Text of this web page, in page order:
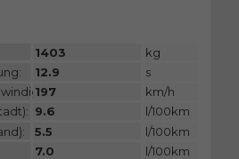
1403
kg
12.9
s
197
km/h
9.6
l/100km
5.5
l/100km
7.0 l/100km